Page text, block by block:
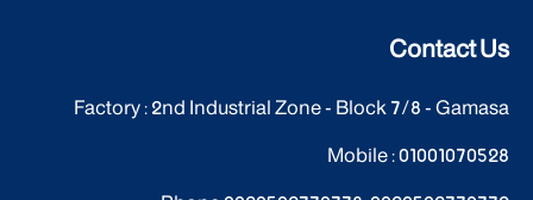
Contact Us
Factory : 2nd Industrial Zone - Block 7/8 - Gamasa
Mobile :01001070528